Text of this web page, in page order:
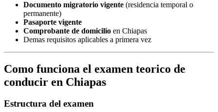
Documento migratorio vigente (residencia temporal o
permanente)
Pasaporte vigente
Comprobante de domicilio en Chiapas
Demas requisitos aplicables a primera vez
Como funciona el examen teorico de
conducir en Chiapas
Estructura del examen